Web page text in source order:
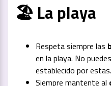
🏖️ La playa
Respeta siempre las
en la playa. No
establecido por estas.
Siempre mantente al